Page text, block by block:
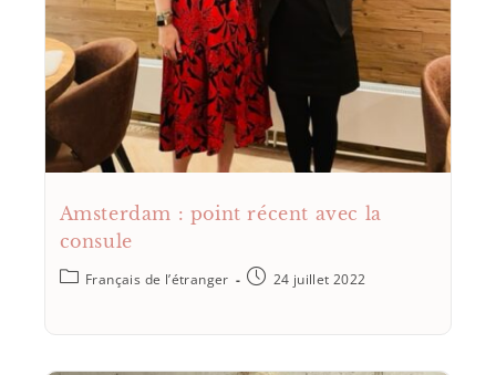
Amsterdam : point récent avec la
consule
Français de l’étranger 24 juillet 2022